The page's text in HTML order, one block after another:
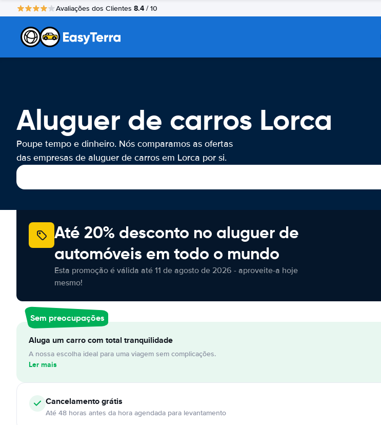
Avaliações dos Clientes 8.4 / 10
Aluguer de carros Lorca
Poupe tempo e dinheiro. Nós comparamos as ofertas
das empresas de aluguer de carros em Lorca por si.
Até 20% desconto no aluguer de
automóveis em todo o mundo
Esta promoção é válida até 11 de agosto de 2026 - aproveite-a hoje
mesmo!
Sem preocupações
Aluga um carro com total tranquilidade
A nossa escolha ideal para uma viagem sem complicações.
Ler mais
Cancelamentográtis
Até 48 horas antes da hora agendada para levantamento